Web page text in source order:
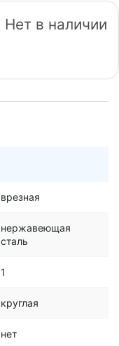
Нет в наличии
врезная
нержавеющая
сталь
1
круглая
нет